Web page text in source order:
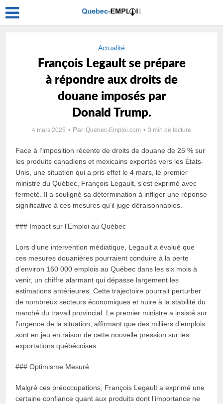
Actualité
François Legault se prépare
à répondre aux droits de
douane imposés par
Donald Trump.
4 mars 2025 Par Quebec-Emploi.com 3 min de lecture
Face à l’imposition récente de droits de douane de 25 % sur
les produits canadiens et mexicains exportés vers les États-
Unis, une situation qui a pris effet le 4 mars, le premier
ministre du Québec, François Legault, s’est exprimé avec
fermeté. Il a souligné sa détermination à infliger une réponse
significative à ces mesures qu’il juge déraisonnables.
### Impact sur l’Emploi au Québec
Lors d’une intervention médiatique, Legault a évalué que
ces mesures douanières pourraient conduire à la perte
d’environ 160 000 emplois au Québec dans les six mois à
venir, un chiffre alarmant qui dépasse largement les
estimations antérieures. Cette trajectoire pourrait perturber
de nombreux secteurs économiques et nuire à la stabilité du
marché du travail provincial. Le premier ministre a insisté sur
l’urgence de la situation, affirmant que des milliers d’emplois
sont en jeu en raison de cette nouvelle pression sur les
exportations québécoises.
### Optimisme Mesuré
Malgré ces préoccupations, François Legault a exprimé une
certaine confiance quant aux produits dont l’importance ne